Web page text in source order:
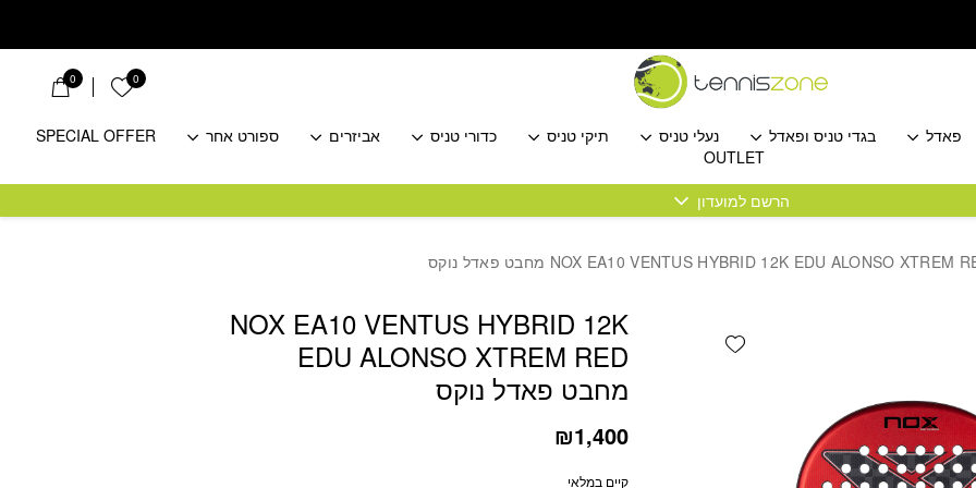
0 הרשימה שלי
0
פאדל בגדי טניס ופאדל נעלי טניס תיקי טניס כדורי טניס אביזרים ספורט אחר
SPECIAL OFFER
OUTLET
הרשם למועדון
NOX EA10 VENTUS HYBRID 12K
EDU ALONSO XTREM RED
מחבט פאדל נוקס
₪1,400
קיים במלאי
Add wishlist